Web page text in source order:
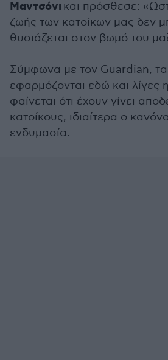
Μαντσόνι και πρόσθεσε:
ζωής των κατοίκων μας δεν
θυσιάζεται στον βωμό του
Σύμφωνα με τον Guardian,
εφαρμόζονται εδώ και λίγες
φαίνεται ότι έχουν γίνει
κατοίκους, ιδιαίτερα ο
ενδυμασία.